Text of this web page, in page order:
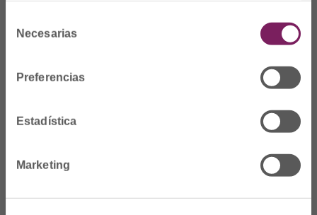
Necesarias
Preferencias
Estadística
Marketing
Dónde Estamos